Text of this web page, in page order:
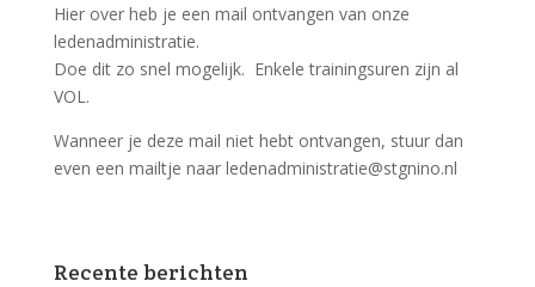
Hier over heb je een mail ontvangen van onze
ledenadministratie.
Doe dit zo snel mogelijk. Enkele trainingsuren zijn al
VOL.
Wanneer je deze mail niet hebt ontvangen, stuur dan
even een mailtje naar ledenadministratie@stgnino.nl
Recente berichten